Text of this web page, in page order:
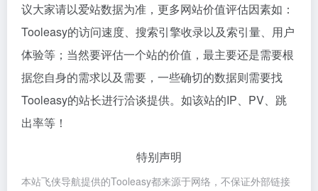
议大家请以爱站数据为准，更多网站价值评估因素如：
Tooleasy的访问速度、搜索引擎收录以及索引量、用户
体验等；当然要评估一个站的价值，最主要还是需要根
据您自身的需求以及需要，一些确切的数据则需要找
Tooleasy的站长进行洽谈提供。如该站的IP、PV、跳
出率等！
特别声明
本站飞侠导航提供的Tooleasy都来源于网络，不保证外部链接